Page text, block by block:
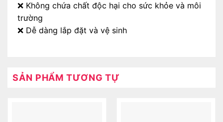
❌ Không chứa chất độc hại cho sức khỏe và môi
trường
❌ Dễ dàng lắp đặt và vệ sinh
SẢN PHẨM TƯƠNG TỰ